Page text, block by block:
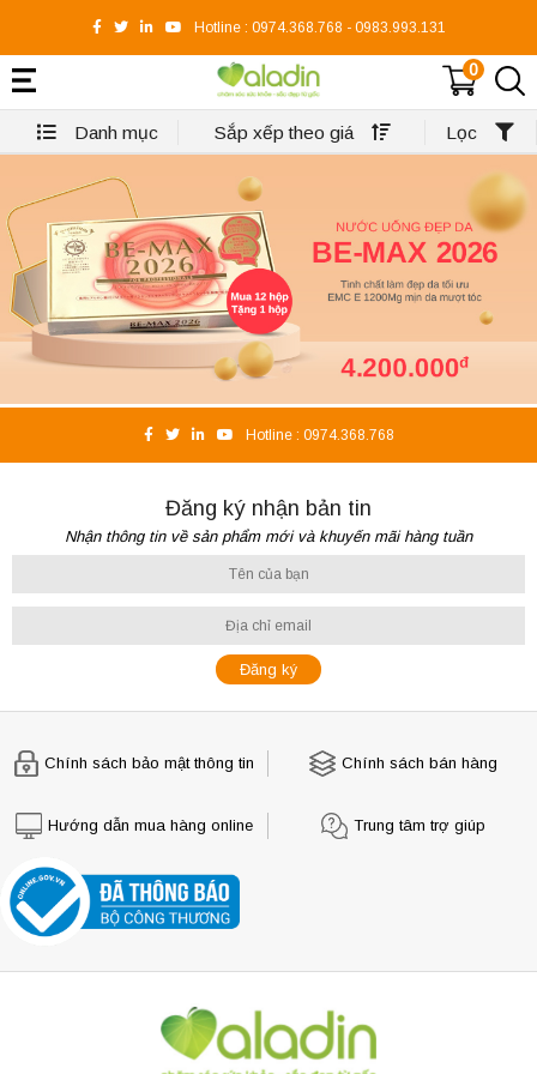
Hotline : 0974.368.768 - 0983.993.131
0
Danh mục Sắp xếp theo giá Lọc
Hotline : 0974.368.768
Đăng ký nhận bản tin
Nhận thông tin về sản phẩm mới và khuyến mãi hàng tuần
Chính sách bảo mật thông tin Chính sách bán hàng
Hướng dẫn mua hàng online Trung tâm trợ giúp